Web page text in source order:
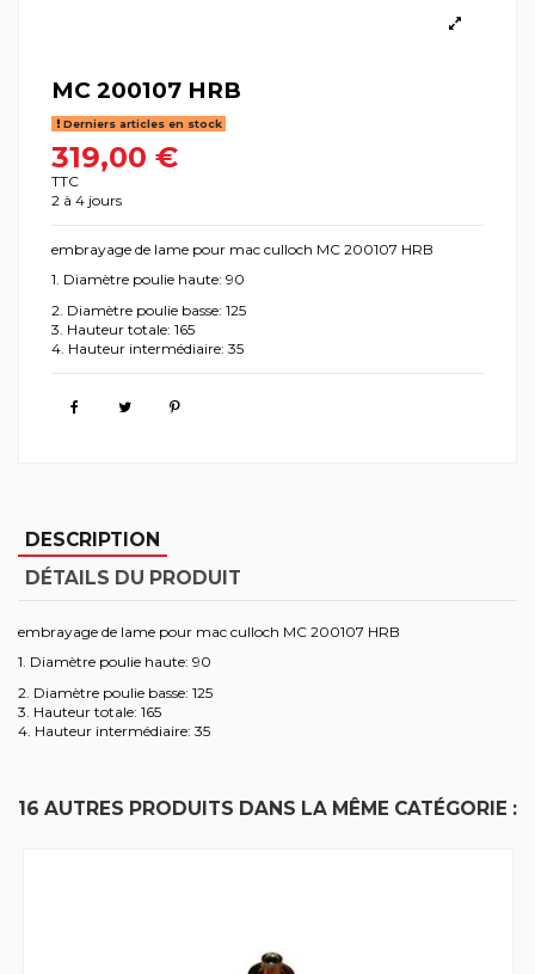
MC 200107 HRB
Derniers articles en stock
319,00 €
TTC
2 à 4 jours
embrayage de lame pour mac culloch MC 200107 HRB
1. Diamètre poulie haute: 90
2. Diamètre poulie basse: 125
3. Hauteur totale: 165
4. Hauteur intermédiaire: 35
DESCRIPTION
DÉTAILS DU PRODUIT
embrayage de lame pour mac culloch MC 200107 HRB
1. Diamètre poulie haute: 90
2. Diamètre poulie basse: 125
3. Hauteur totale: 165
4. Hauteur intermédiaire: 35
16 AUTRES PRODUITS DANS LA MÊME CATÉGORIE :